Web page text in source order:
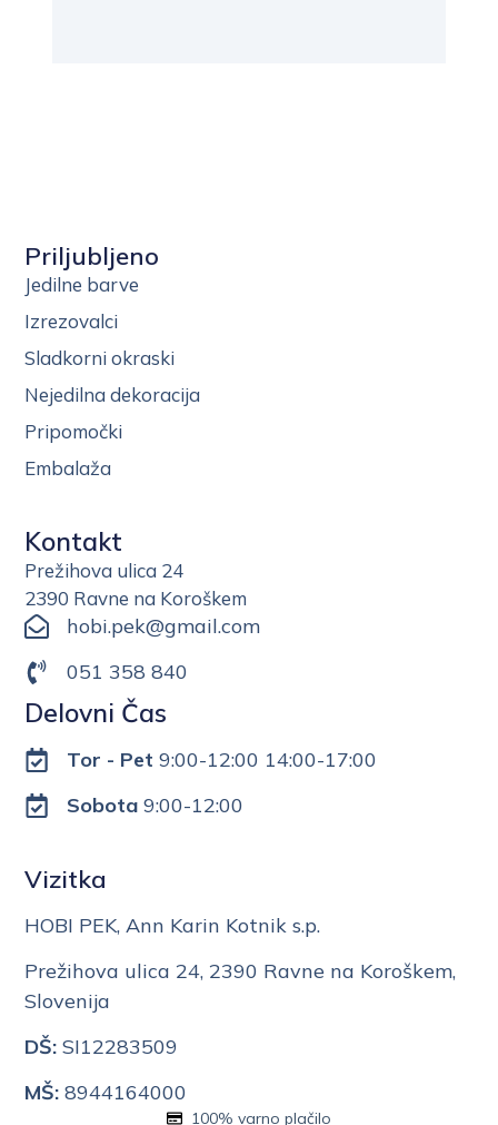
Priljubljeno
Jedilne barve
Izrezovalci
Sladkorni okraski
Nejedilna dekoracija
Pripomočki
Embalaža
Kontakt
Prežihova ulica 24
2390 Ravne na Koroškem
hobi.pek@gmail.com
051 358 840
Delovni Čas
Tor - Pet 9:00-12:00 14:00-17:00
Sobota9:00-12:00
Vizitka
HOBI PEK, Ann Karin Kotnik s.p.
Prežihova ulica 24, 2390 Ravne na Koroškem,
Slovenija
DŠ: SI12283509
MŠ: 8944164000
100% varno plačilo